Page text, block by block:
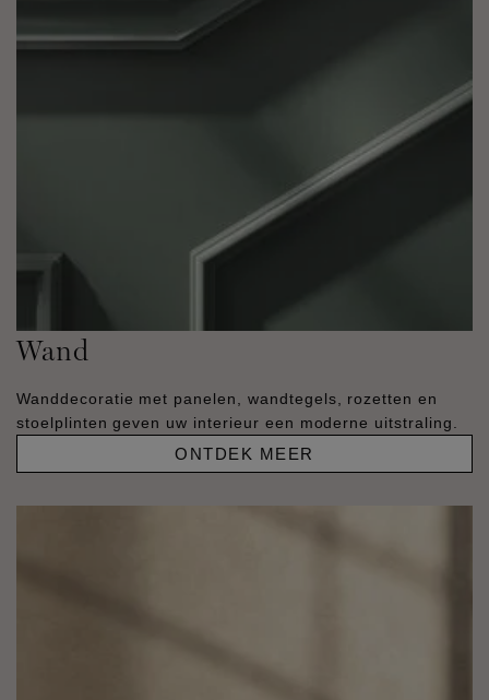
Wand
Wanddecoratie met panelen, wandtegels, rozetten en
stoelplinten geven uw interieur een moderne uitstraling.
ONTDEK MEER